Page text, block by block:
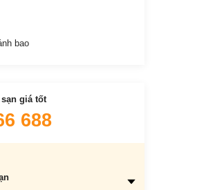
bao
giá tốt
688